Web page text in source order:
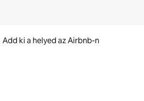
Add ki a helyed az Airbnb-n